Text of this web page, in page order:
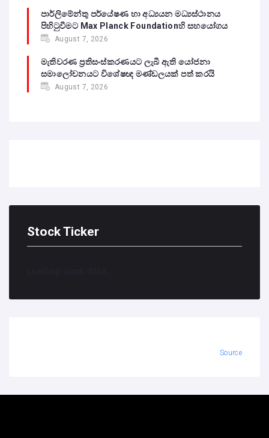
පාර්ලිමේන්තු පර්යේෂණ හා අධ්‍යයන මධ්‍යස්ථානය
පිහිටුවීමට Max Planck Foundationහි සහයෝගය
August 7, 2026
මැතිවරණ ප්‍රතිසංස්කරණයට ලැබී ඇති යෝජනා
සමාලෝචනයට විශේෂඥ මණ්ඩලයක් පත් කරයි
August 7, 2026
Stock Ticker
Loading stock data...
Source